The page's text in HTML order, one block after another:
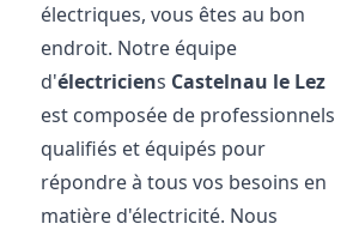
électriques, vous êtes au bon
endroit. Notre équipe
d'électriciens Castelnau le Lez
est composée de professionnels
qualifiés et équipés pour
répondre à tous vos besoins en
matière d'électricité. Nous